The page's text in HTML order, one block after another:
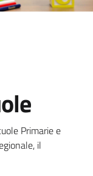
Primarie e
il